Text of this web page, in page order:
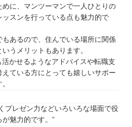
に、マンツーマンで一人ひとりの
ッスンを行っている点も魅力的で
あるので、住んでいる場所に関係
うメリットもあります。
かせるようなアドバイスや転職支
ている方にとっても嬉しいサポー
プレゼン力などいろいろな場面で役
魅力的です。”